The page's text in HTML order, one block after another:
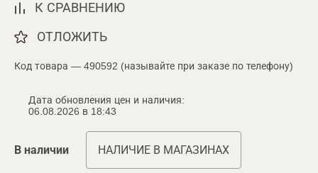
К СРАВНЕНИЮ
ОТЛОЖИТЬ
Код товара — 490592 (называйте при заказе по телефону)
Дата обновления цен и наличия:
06.08.2026 в 18:43
В наличии НАЛИЧИЕ В МАГАЗИНАХ